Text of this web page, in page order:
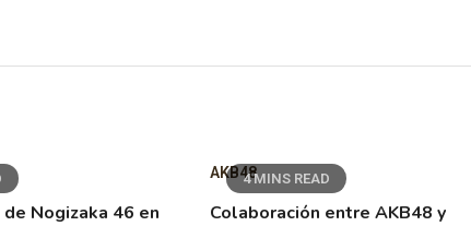
Nogizaka 46 en
4 MINS READ
AKB48
Colaboración entre AKB48 y